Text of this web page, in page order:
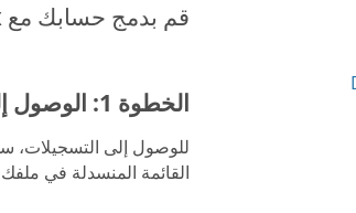
قم بدمج حسابك مع Dropbox لتخزين التسجيلات ومشاركة المحتوى.
الخطوة 1: الوصول إلى تسجيلاتك
للوصول إلى
القائمة المنسدلة في